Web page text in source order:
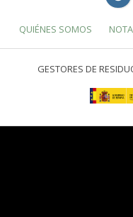
QUIÉNES SOMOS
GESTORES DE